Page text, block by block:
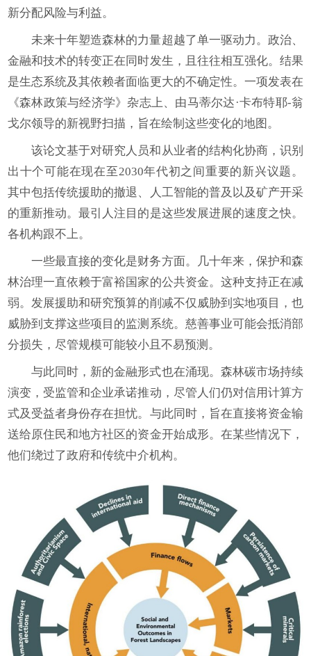
新分配风险与利益。
未来十年塑造森林的力量超越了单一驱动力。政治、
金融和技术的转变正在同时发生，且往往相互强化。结果
是生态系统及其依赖者面临更大的不确定性。一项发表在
《森林政策与经济学》杂志上、由马蒂尔达·卡布特耶-翁
戈尔领导的新视野扫描，旨在绘制这些变化的地图。
该论文基于对研究人员和从业者的结构化协商，识别
出十个可能在现在至2030年代初之间重要的新兴议题。
其中包括传统援助的撤退、人工智能的普及以及矿产开采
的重新推动。最引人注目的是这些发展进展的速度之快。
各机构跟不上。
一些最直接的变化是财务方面。几十年来，保护和森
林治理一直依赖于富裕国家的公共资金。这种支持正在减
弱。发展援助和研究预算的削减不仅威胁到实地项目，也
威胁到支撑这些项目的监测系统。慈善事业可能会抵消部
分损失，尽管规模可能较小且不易预测。
与此同时，新的金融形式也在涌现。森林碳市场持续
演变，受监管和企业承诺推动，尽管人们仍对信用计算方
式及受益者身份存在担忧。与此同时，旨在直接将资金输
送给原住民和地方社区的资金开始成形。在某些情况下，
他们绕过了政府和传统中介机构。